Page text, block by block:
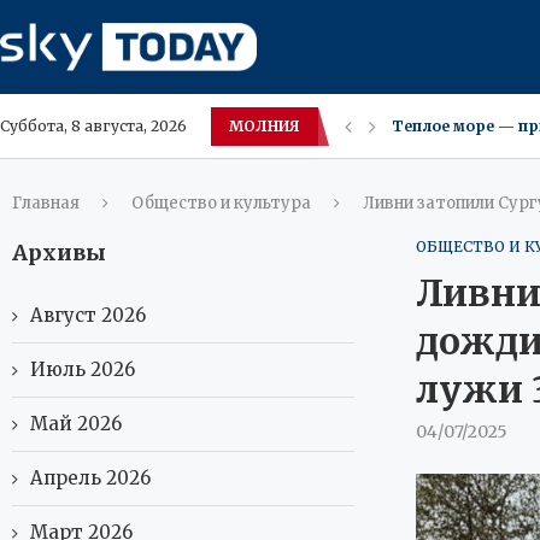
Суббота, 8 августа, 2026 МОЛНИЯ Теплое море —
Билефельд
Новое жильё в
НАСА продлило
Питание в стиле
Умные унитазы:
В Москве
Тайландские
Главная Общество и культура Ливни затопили
ОБЩЕСТВО И
лужи
04/07/2025
Архивы
Август 2026
Июль 2026
Май 2026
Апрель 2026
Март 2026